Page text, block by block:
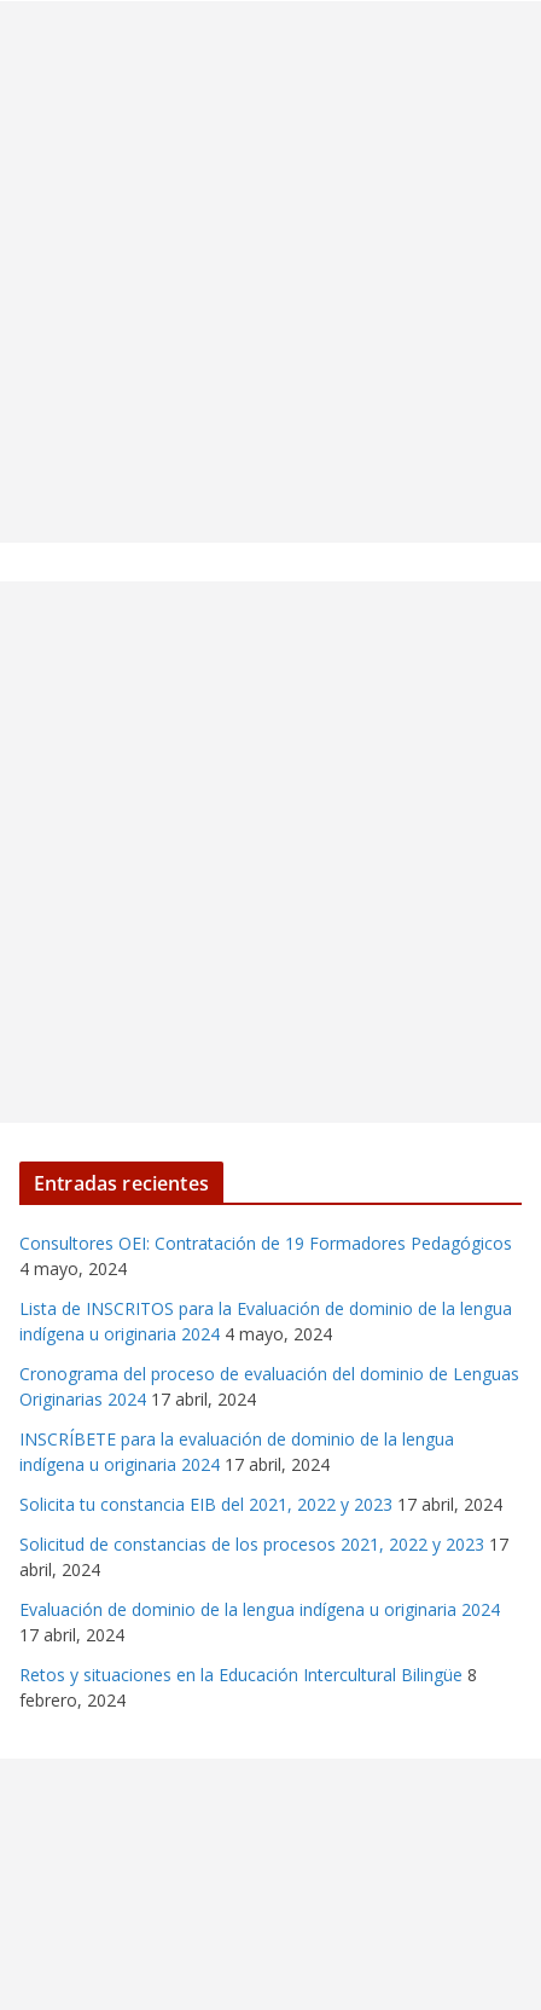
Entradas recientes
Consultores OEI: Contratación de 19 Formadores Pedagógicos
4 mayo, 2024
Lista de INSCRITOS para la Evaluación de dominio de la lengua
indígena u originaria 2024 4 mayo, 2024
Cronograma del proceso de evaluación del dominio de Lenguas
Originarias 2024 17 abril, 2024
INSCRÍBETE para la evaluación de dominio de la lengua
indígena u originaria 2024 17 abril, 2024
Solicita tu constancia EIB del 2021, 2022 y 2023 17 abril, 2024
Solicitud de constancias de los procesos 2021, 2022 y 2023 17
abril, 2024
Evaluación de dominio de la lengua indígena u originaria 2024
17 abril, 2024
Retos y situaciones en la Educación Intercultural Bilingüe 8
febrero, 2024